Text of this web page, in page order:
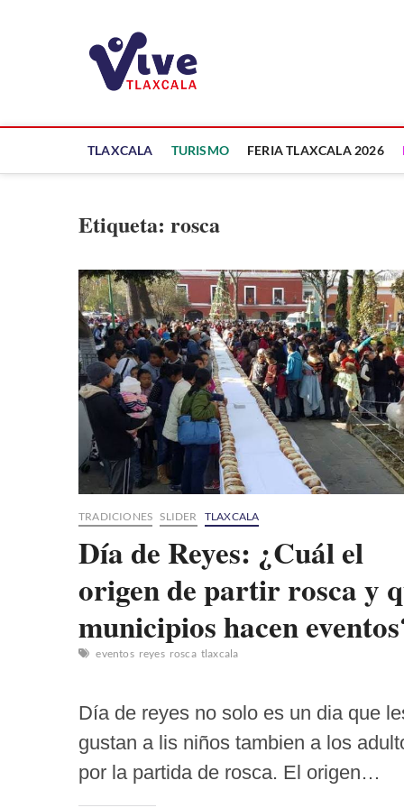
TLAXCALA TURISMO FERIA TLAXCALA 2026
Etiqueta: rosca
TRADICIONES SLIDER TLAXCALA
Día de Reyes: ¿Cuál el
origen de partir rosca y
municipios hacen
eventos reyes rosca tlaxcala
Día de reyes no solo es un dia que
gustan a lis niños tambien a los
por la partida de rosca. El origen…